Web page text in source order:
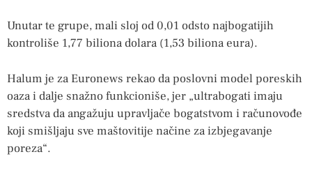
Unutar te grupe, mali sloj od 0,01 odsto najbogatijih
kontroliše 1,77 biliona dolara (1,53 biliona eura).
Halum je za Euronews rekao da poslovni model poreskih
oaza i dalje snažno funkcioniše, jer „ultrabogati imaju
sredstva da angažuju upravljače bogatstvom i računovođe
koji smišljaju sve maštovitije načine za izbjegavanje
poreza“.